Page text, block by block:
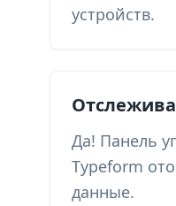
устройств.
Да! Панель
Typeform
данные.